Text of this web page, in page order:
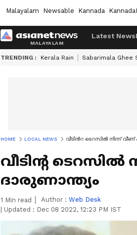
Malayalam Newsable Kannada
Latest News
TRENDING : Kerala Rain Sabarimala Ghee
HOME LOCAL NEWS വീടിന്‍റ ടെറസിൽ നിന്ന്
വീടിന്‍റ ടെറസിൽ
ദാരുണാന്ത്യം
1 Min read Author : Web Desk
Updated : Dec 08 2022, 12:23 PM IST